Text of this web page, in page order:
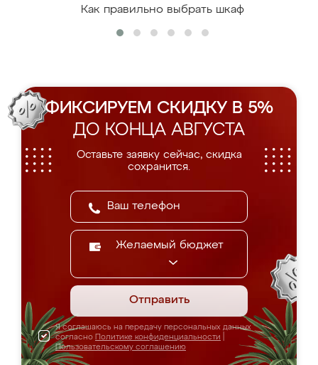
Как правильно выбрать шкаф
ФИКСИРУЕМ СКИДКУ В 5%
ДО КОНЦА АВГУСТА
Оставьте заявку сейчас, скидка
сохранится.
Желаемый бюджет
Отправить
Я соглашаюсь на передачу персональных данных
согласно Политике конфиденциальности
Пользовательскому соглашению